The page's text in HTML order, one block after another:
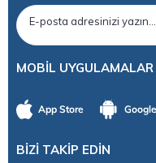
MOBİL UYGULAMALAR
BİZİ TAKİP EDİN